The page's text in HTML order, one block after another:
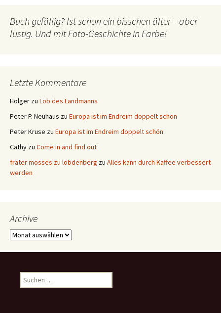
Buch gefällig? Ist schon ein bisschen älter – aber
lustig. Und mit Foto-Geschichte in Farbe!
Letzte Kommentare
Holger zu Lob des Landmanns
Peter P. Neuhaus zu Europa ist im Endreim doppelt schön
Peter Kruse zu Europa ist im Endreim doppelt schön
Cathy zu Come in and find out
frater mosses zu lobdenberg zu Alles kann durch Kaffee verbessert
werden
Archive
Archive
Suchen
nach: